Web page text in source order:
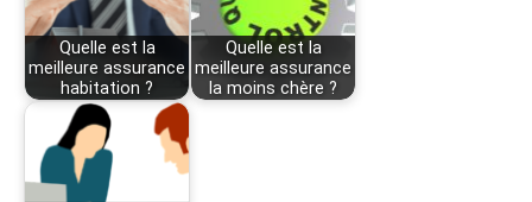
Quelle est la
meilleure assurance
habitation ?
Quelle est la
meilleure assurance
la moins chère ?